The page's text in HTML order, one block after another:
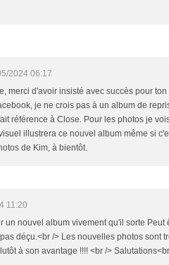
2024 06:17
merci d'avoir insisté avec succès pour
je ne crois pas à un album de
référence à Close. Pour les photos je
illustrera ce nouvel album même si
de Kim, à bientôt.
11:20
un nouvel album vivement qu'il sorte Peut
déçu.<br /> Les nouvelles photos sont
à son avantage !!!! <br />